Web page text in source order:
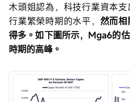
木頭姐認為，科技行業資本
行業繁榮時期的水平， 然而
得多。如下圖所示，Mga6的
時期的高峰。